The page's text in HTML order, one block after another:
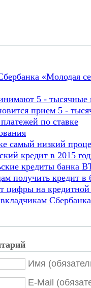
«Молодая
5 -
прием 5 -
по ставке
самый низкий
кредит в 2015
кредиты банка
получить кредит в
цифры на кредитной
Имя
E-Mail